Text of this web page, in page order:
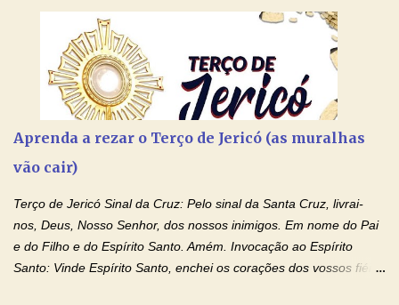
Aprenda a rezar o Terço de Jericó (as muralhas
vão cair)
Terço de Jericó Sinal da Cruz: Pelo sinal da Santa Cruz, livrai-
nos, Deus, Nosso Senhor, dos nossos inimigos. Em nome do Pai
e do Filho e do Espírito Santo. Amém. Invocação ao Espírito
Santo: Vinde Espírito Santo, enchei os corações dos vossos fiéis